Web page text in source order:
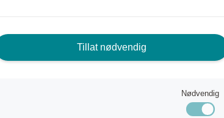
Tillat nødvendig
Nødvendig